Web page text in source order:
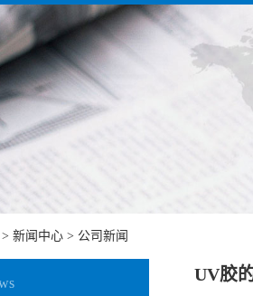
> 新闻中心 > 公司新闻
UV胶